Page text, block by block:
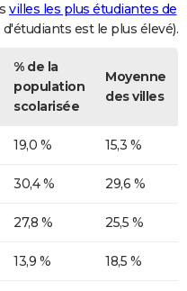
villes les plus étudiantes de
est le plus élevé).
% de la
population
scolarisée
Moyenne
des villes
19,0 % 15,3 %
30,4 % 29,6 %
27,8 % 25,5 %
13,9 % 18,5 %